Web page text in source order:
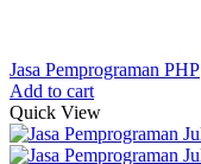
Jasa Pemprograman PHP
Add to cart
Quick View